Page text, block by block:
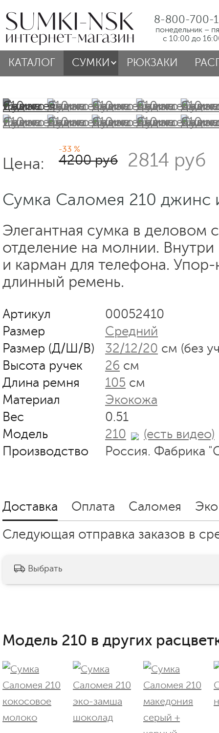
8-800-700-
понедельник –
с 10:00 до
КАТАЛОГ СУМКИ РЮКЗАКИ
Цена:
-33 %
4200 руб 2814 руб
Сумка Саломея 210 джинс
Элегантная сумка в деловом
отделение на молнии.
и карман для телефона.
длинный ремень.
Артикул
00052410
Размер
Средний
Размер (Д/Ш/В)
32/12/20 см (без
Высота ручек
26 см
Длина ремня
105 см
Материал
Экокожа
Вес
0.51
Модель
210
(есть видео)
Производство
Россия. Фабрика
Доставка Оплата Саломея
Следующая отправка заказов в
Выбрать
Модель 210 в других